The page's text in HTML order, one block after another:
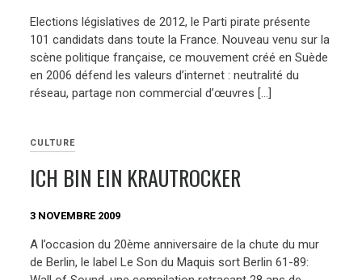
Elections législatives de 2012, le Parti pirate présente
101 candidats dans toute la France. Nouveau venu sur la
scène politique française, ce mouvement créé en Suède
en 2006 défend les valeurs d’internet : neutralité du
réseau, partage non commercial d’œuvres […]
CULTURE
ICH BIN EIN KRAUTROCKER
3 NOVEMBRE 2009
A l’occasion du 20ème anniversaire de la chute du mur
de Berlin, le label Le Son du Maquis sort Berlin 61-89: